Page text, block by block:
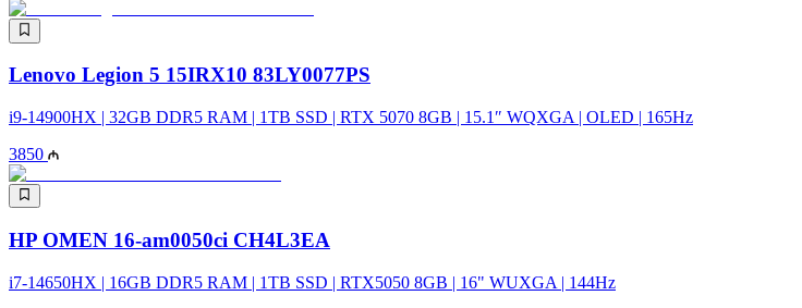
Lenovo Legion 5 15IRX10 83LY0077PS
i9-14900HX | 32GB DDR5 RAM | 1TB SSD | RTX 5070 8GB | 15.1″ WQXGA | OLED | 165Hz
3850
HP OMEN 16-am0050ci CH4L3EA
i7-14650HX | 16GB DDR5 RAM | 1TB SSD | RTX5050 8GB | 16" WUXGA | 144Hz